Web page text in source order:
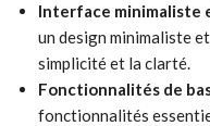
Interface minimaliste
un design minimaliste
simplicité et la clarté.
Fonctionnalités de
fonctionnalités